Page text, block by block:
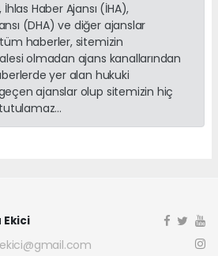
Haber Ajansı (İHA),
(DHA) ve diğer ajanslar
haberler, sitemizin
olmadan ajans kanallarından
yer alan hukuki
ajanslar olup sitemizin hiç
Ekici